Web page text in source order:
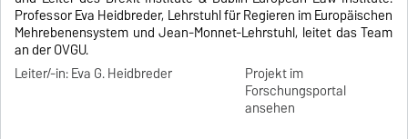
Professor Eva Heidbreder, Lehrstuhl für Regieren im Europäischen
Mehrebenensystem und Jean-Monnet-Lehrstuhl, leitet das Team
an der OVGU.
Leiter/-in: Eva G. Heidbreder
Projekt im
Forschungsportal
ansehen